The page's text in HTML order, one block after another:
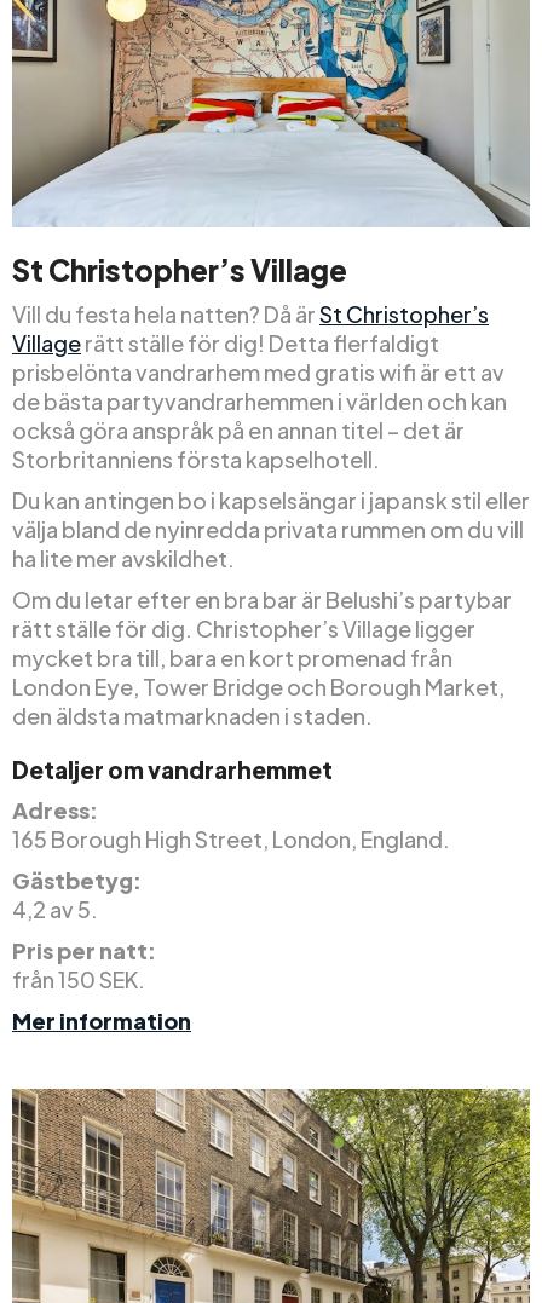
St Christopher’s Village
Vill du festa hela natten? Då ärSt Christopher’s
Villagerätt ställe för dig! Detta flerfaldigt
prisbelönta vandrarhem med gratis wifi är ett av
de bästa partyvandrarhemmen i världen och kan
också göra anspråk på en annan titel – det är
Storbritanniens första kapselhotell.
Du kan antingen bo i kapselsängar i japansk stil eller
välja bland de nyinredda privata rummen om du vill
ha lite mer avskildhet.
Om du letar efter en bra bar är Belushi’s partybar
rätt ställe för dig. Christopher’s Village ligger
mycket bra till, bara en kort promenad från
London Eye, Tower Bridge och Borough Market,
den äldsta matmarknaden i staden.
Detaljer om vandrarhemmet
Adress:
165 Borough High Street, London, England.
Gästbetyg:
4,2 av 5.
Pris per natt:
från 150 SEK.
Mer information